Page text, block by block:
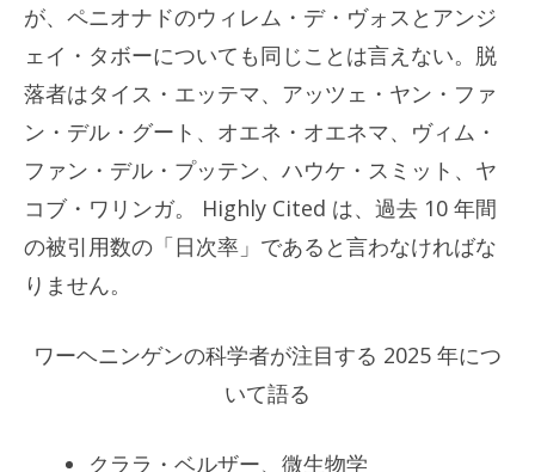
が、ペニオナドのウィレム・デ・ヴォスとアンジ
ェイ・タボーについても同じことは言えない。脱
落者はタイス・エッテマ、アッツェ・ヤン・ファ
ン・デル・グート、オエネ・オエネマ、ヴィム・
ファン・デル・プッテン、ハウケ・スミット、ヤ
コブ・ワリンガ。 Highly Cited は、過去 10 年間
の被引用数の「日次率」であると言わなければな
りません。
ワーヘニンゲンの科学者が注目する 2025 年につ
いて語る
クララ・ベルザー、微生物学